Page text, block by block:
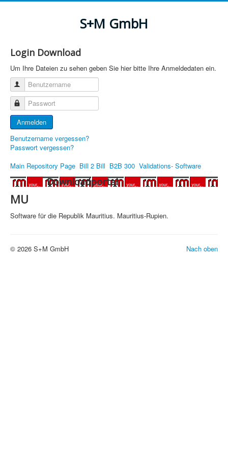
S+M GmbH
Login Download
Um Ihre Dateien zu sehen geben Sie hier bitte Ihre Anmeldedaten ein.
Benutzername
Passwort
Anmelden
Benutzername vergessen?
Passwort vergessen?
Main Repository Page Bill 2 Bill B2B 300 Validations- Software
Downloadportal
MU
Software für die Republik Mauritius. Mauritius-Rupien.
Nach oben
© 2026 S+M GmbH